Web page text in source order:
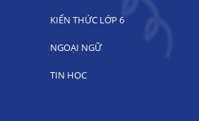
KIẾN THỨC LỚP 6
NGOẠI NGỮ
TIN HỌC